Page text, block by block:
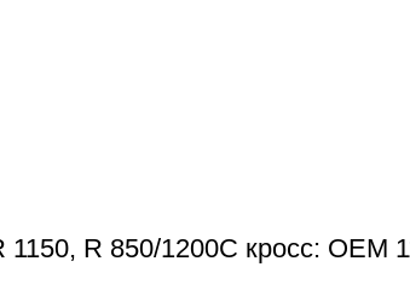
R 850/1200C кросс: OEM